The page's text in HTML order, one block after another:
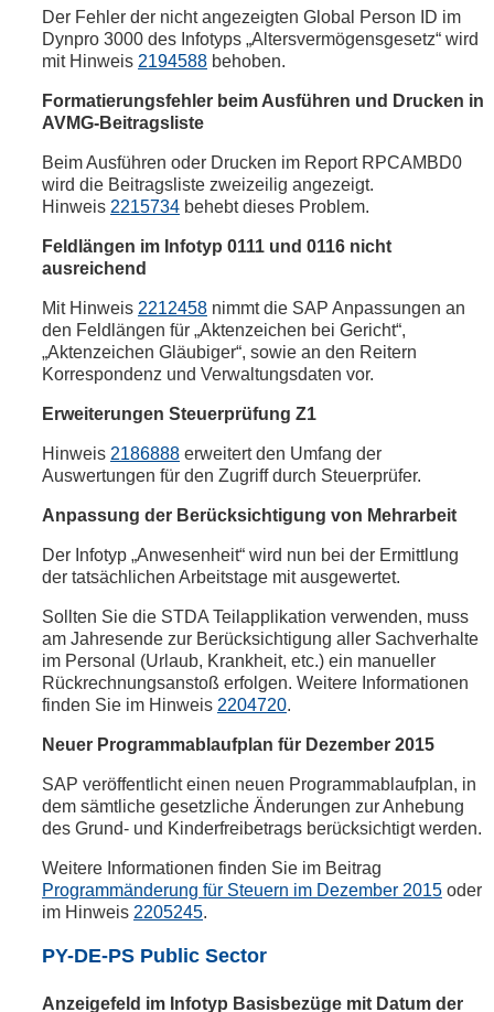
Der Fehler der nicht angezeigten Global Person ID im
Dynpro 3000 des Infotyps „Altersvermögensgesetz“ wird
mit Hinweis 2194588 behoben.
Formatierungsfehler beim Ausführen und Drucken in
AVMG-Beitragsliste
Beim Ausführen oder Drucken im Report RPCAMBD0
wird die Beitragsliste zweizeilig angezeigt.
Hinweis 2215734 behebt dieses Problem.
Feldlängen im Infotyp 0111 und 0116 nicht
ausreichend
Mit Hinweis 2212458 nimmt die SAP Anpassungen an
den Feldlängen für „Aktenzeichen bei Gericht“,
„Aktenzeichen Gläubiger“, sowie an den Reitern
Korrespondenz und Verwaltungsdaten vor.
Erweiterungen Steuerprüfung Z1
Hinweis 2186888 erweitert den Umfang der
Auswertungen für den Zugriff durch Steuerprüfer.
Anpassung der Berücksichtigung von Mehrarbeit
Der Infotyp „Anwesenheit“ wird nun bei der Ermittlung
der tatsächlichen Arbeitstage mit ausgewertet.
Sollten Sie die STDA Teilapplikation verwenden, muss
am Jahresende zur Berücksichtigung aller Sachverhalte
im Personal (Urlaub, Krankheit, etc.) ein manueller
Rückrechnungsanstoß erfolgen. Weitere Informationen
finden Sie im Hinweis 2204720.
Neuer Programmablaufplan für Dezember 2015
SAP veröffentlicht einen neuen Programmablaufplan, in
dem sämtliche gesetzliche Änderungen zur Anhebung
des Grund- und Kinderfreibetrags berücksichtigt werden.
Weitere Informationen finden Sie im Beitrag
Programmänderung für Steuern im Dezember 2015 oder
im Hinweis 2205245.
PY-DE-PS Public Sector
Anzeigefeld im Infotyp Basisbezüge mit Datum der